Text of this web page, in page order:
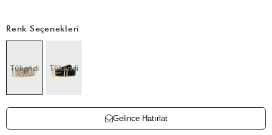
Renk Seçenekleri
Tükendi Tükendi
Gelince Hatırlat